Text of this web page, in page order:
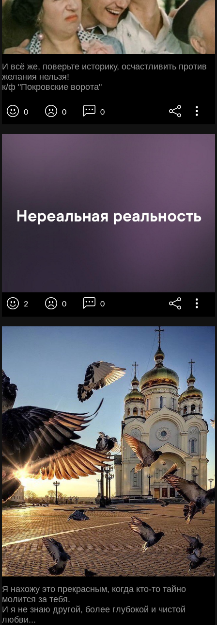
И всё же, поверьте историку, осчастливить против
желания нельзя!
к/ф "Покровские ворота"
0 0 0
2 0 0
Я нахожу это прекрасным, когда кто-то тайно
молится за тебя.
И я не знаю другой, более глубокой и чистой
любви...